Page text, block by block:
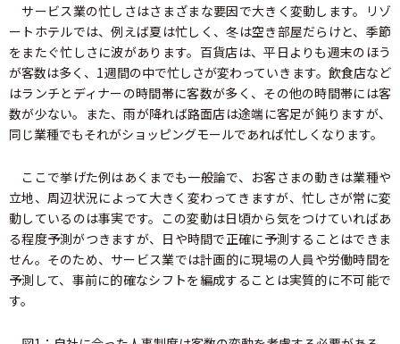
サービス業の忙しさはさまざまな要因で大きく変動します。リゾ
ートホテルでは、例えば夏は忙しく、冬は空き部屋だらけと、季節
をまたぐ忙しさに波があります。百貨店は、平日よりも週末のほう
が客数は多く、1週間の中で忙しさが変わっていきます。飲食店など
はランチとディナーの時間帯に客数が多く、その他の時間帯には客
数が少ない。また、雨が降れば路面店は途端に客足が鈍りますが、
同じ業種でもそれがショッピングモールであれば忙しくなります。
ここで挙げた例はあくまでも一般論で、お客さまの動きは業種や
立地、周辺状況によって大きく変わってきますが、忙しさが常に変
動しているのは事実です。この変動は日頃から気をつけていればあ
る程度予測がつきますが、日や時間で正確に予測することはできま
せん。そのため、サービス業では計画的に現場の人員や労働時間を
予測して、事前に的確なシフトを編成することは実質的に不可能で
す。